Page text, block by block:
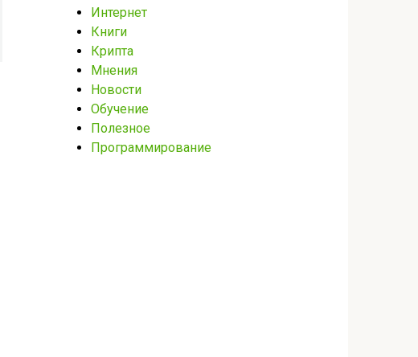
Интернет
Книги
Крипта
Мнения
Новости
Обучение
Полезное
Программирование